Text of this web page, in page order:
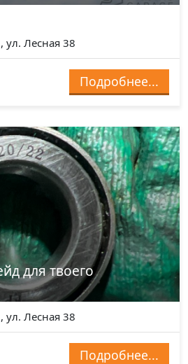
Лесная 38
Подробнее...
для твоего
Лесная 38
Подробнее...